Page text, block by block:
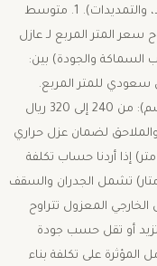
تكلفة الأعمال الإضافية (الأبواب، النوافذ، القواعد، والتمديدات). ​1. متوسط
سعر المتر المربع لـ عازل
والجودة) بين:
(5 سم): من 180 إلى 230 ريال سعودي للمتر المربع.
السماكة المتوسطة والثقيلة (7.5 سم إلى 10 سم): من 240 إلى 320 ريال
لضمان عزل حراري
مثالي). ​2. التكلفة التقديرية لغرفة قياسية (4×4 متر) ​إذا أردنا حساب تكلفة
لغرفة بمساحة 16 متراً مربعاً (ارتفاع 3 أمتار) تشمل الجدران والسقف
الخارجي المعزول تتراوح
سعودي (وقد تزيد أو تقل حسب جودة
المؤثرة على تكلفة بناء